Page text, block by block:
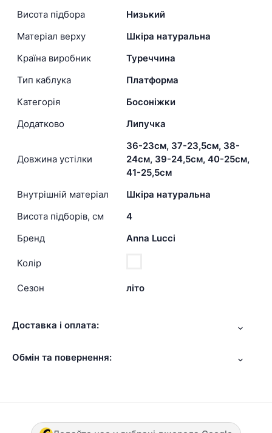
Висота підбора
Низький
Матеріал верху
Шкіра натуральна
Країна виробник
Туреччина
Тип каблука
Платформа
Категорія
Босоніжки
Додатково
Липучка
Довжина устілки
36-23см, 37-23,5см, 38-
24см, 39-24,5см, 40-25см,
41-25,5см
Внутрішній матеріал
Шкіра натуральна
Висота підборів, см
4
Бренд
Anna Lucci
Колір
Сезон літо
Доставка і оплата:
Обмін та повернення: